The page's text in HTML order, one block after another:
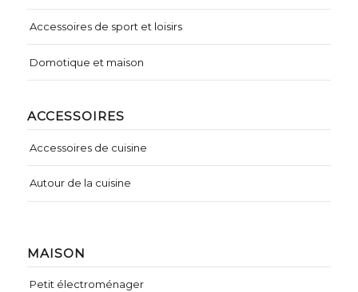
MAISON
Petit électroménager
Accessoires de sport et loisirs
Domotique et maison
ACCESSOIRES
Accessoires de cuisine
Autour de la cuisine